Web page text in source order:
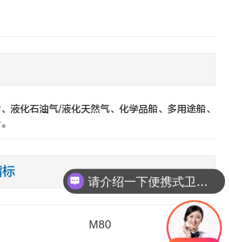
液化石油气/液化天然气、化学品船、多用途船、
M80